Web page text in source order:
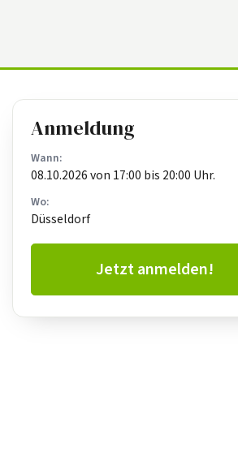
Anmeldung
Wann:
08.10.2026 von 17:00 bis 20:00 Uhr.
Wo:
Düsseldorf
Jetzt anmelden!